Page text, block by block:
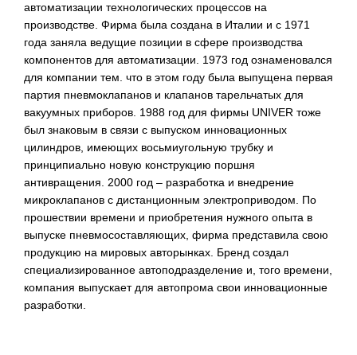
автоматизации технологических процессов на
производстве. Фирма была создана в Италии и с 1971
года заняла ведущие позиции в сфере производства
компонентов для автоматизации. 1973 год ознаменовался
для компании тем. что в этом году была выпущена первая
партия пневмоклапанов и клапанов тарельчатых для
вакуумных приборов. 1988 год для фирмы UNIVER тоже
был знаковым в связи с выпуском инновационных
цилиндров, имеющих восьмиугольную трубку и
принципиально новую конструкцию поршня
антивращения. 2000 год – разработка и внедрение
микроклапанов с дистанционным электроприводом. По
прошествии времени и приобретения нужного опыта в
выпуске пневмосоставляющих, фирма представила свою
продукцию на мировых авторынках. Бренд создал
специализированное автоподразделение и, того времени,
компания выпускает для автопрома свои инновационные
разработки.